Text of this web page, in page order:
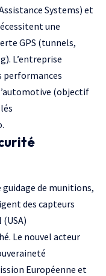
Systems) et
une
GPS (tunnels,
L’entreprise
performances
(objectif
.
guidage de munitions,
des capteurs
(USA)
Le nouvel acteur
Européenne et